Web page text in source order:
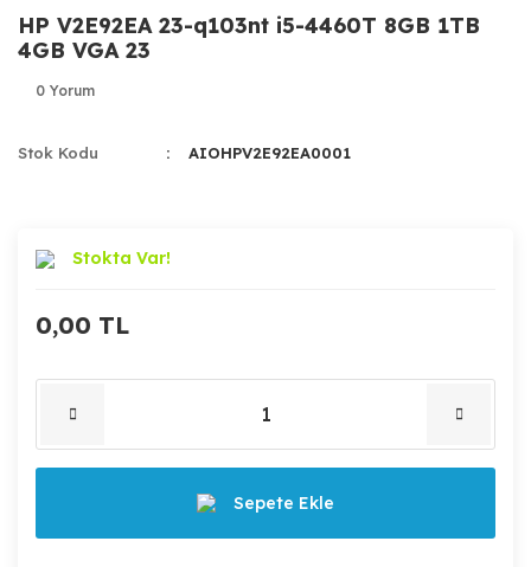
HP V2E92EA 23-q103nt i5-4460T 8GB 1TB
4GB VGA 23
0 Yorum
Stok Kodu AIOHPV2E92EA0001
Stokta Var!
0,00 TL
Sepete Ekle